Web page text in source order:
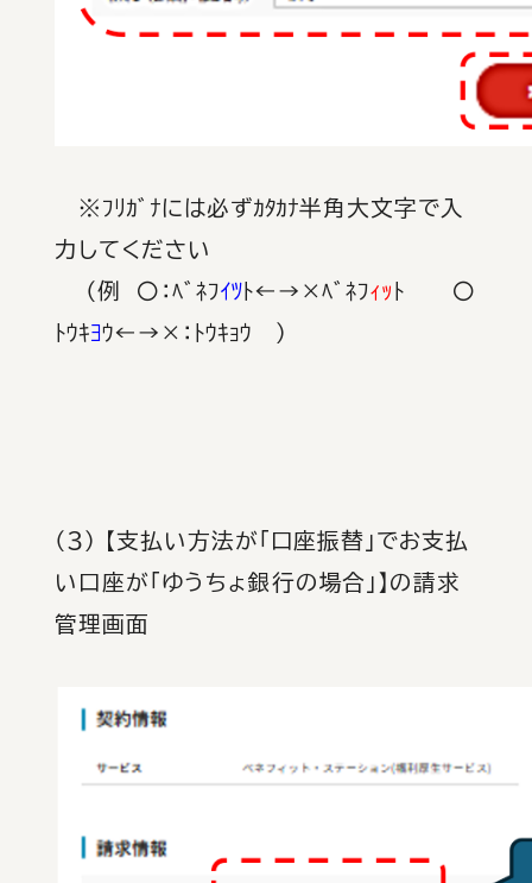
※ﾌﾘｶﾞﾅには必ずｶﾀｶﾅ半角大文字で入
力してください
（例 〇：ﾍﾞﾈﾌｲﾂ ﾄ←→×ﾍﾞﾈﾌｨｯ ﾄ 〇
ﾄｳｷﾖｳ←→×：ﾄｳｷｮｳ ）
（３） 【支払い方法が「口座振替」でお支払
い口座が「ゆうちょ銀行の場合」】の請求
管理画面